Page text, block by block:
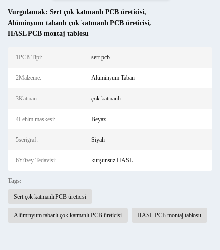
Vurgulamak: Sert çok katmanlı PCB üreticisi,
Alüminyum tabanlı çok katmanlı PCB üreticisi,
HASL PCB montaj tablosu
1PCB Tipi: sert pcb
2Malzeme: Alüminyum Taban
3Katman: çok katmanlı
4Lehim maskesi: Beyaz
5serigraf: Siyah
6Yüzey Tedavisi: kurşunsuz HASL
Tags:
Sert çok katmanlı PCB üreticisi
Alüminyum tabanlı çok katmanlı PCB üreticisi HASL PCB montaj tablosu